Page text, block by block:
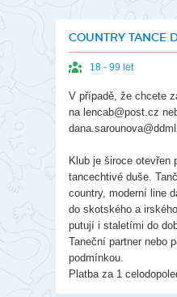
COUNTRY TANCE
18 - 99 let
V případě, že chcete
na lencab@post.cz
Klub je široce otevřen
tancechtivé duše.
country, moderní line
do skotského a
putují i staletími do
Taneční partner nebo
podmínkou.
Platba za 1